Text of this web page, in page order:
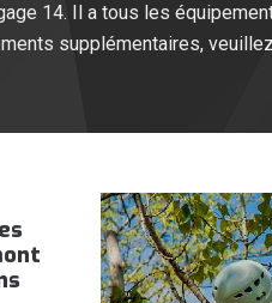
14. Il a tous les
supplémentaires,